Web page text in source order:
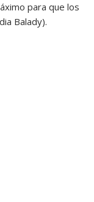
para que los
Balady).